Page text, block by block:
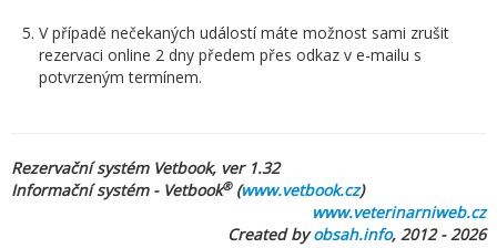
V případě nečekaných událostí máte možnost sami zrušit
rezervaci online 2 dny předem přes odkaz v e-mailu s
potvrzeným termínem.
Rezervační systém Vetbook, ver 1.32
Informační systém - Vetbook®(www.vetbook.cz)
www.veterinarniweb.cz
Created byobsah.info, 2012 - 2026